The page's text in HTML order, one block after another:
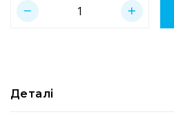
антенне
обладнання
Деталі